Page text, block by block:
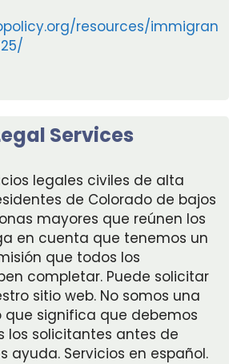
resources/immigran
Services
legales civiles de alta
de Colorado de bajos
mayores que reúnen los
en cuenta que tenemos un
que todos los
completar. Puede solicitar
sitio web. No somos una
que significa que debemos
los solicitantes antes de
ayuda. Servicios en español.